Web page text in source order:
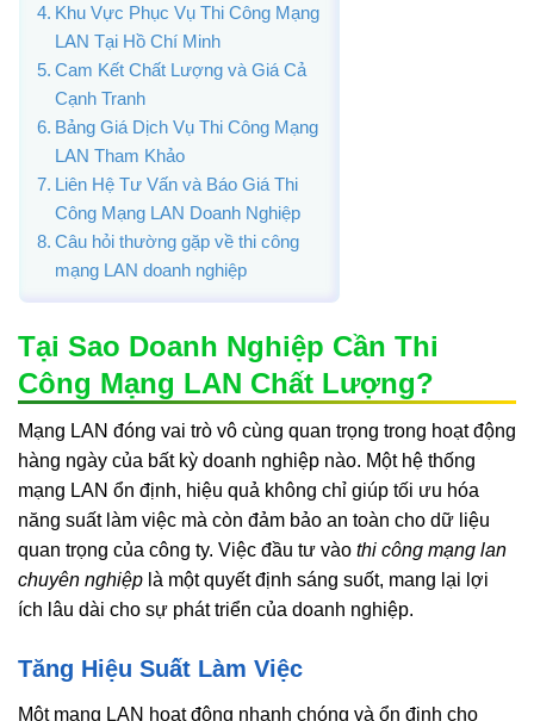
Khu Vực Phục Vụ Thi Công Mạng
LAN Tại Hồ Chí Minh
Cam Kết Chất Lượng và Giá Cả
Cạnh Tranh
Bảng Giá Dịch Vụ Thi Công Mạng
LAN Tham Khảo
Liên Hệ Tư Vấn và Báo Giá Thi
Công Mạng LAN Doanh Nghiệp
Câu hỏi thường gặp về thi công
mạng LAN doanh nghiệp
Tại Sao Doanh Nghiệp Cần Thi
Công Mạng LAN Chất Lượng?
Mạng LAN đóng vai trò vô cùng quan trọng trong hoạt động
hàng ngày của bất kỳ doanh nghiệp nào. Một hệ thống
mạng LAN ổn định, hiệu quả không chỉ giúp tối ưu hóa
năng suất làm việc mà còn đảm bảo an toàn cho dữ liệu
quan trọng của công ty. Việc đầu tư vào thi công mạng lan
chuyên nghiệp là một quyết định sáng suốt, mang lại lợi
ích lâu dài cho sự phát triển của doanh nghiệp.
Tăng Hiệu Suất Làm Việc
Một mạng LAN hoạt động nhanh chóng và ổn định cho